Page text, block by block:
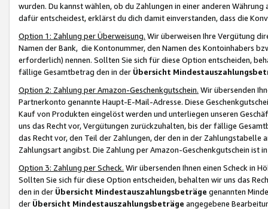
wurden. Du kannst wählen, ob du Zahlungen in einer anderen
dafür entscheidest, erklärst du dich damit einverstanden, dass die
Option 1: Zahlung per Überweisung. Wir überweisen Ihre Vergütung
Namen der Bank, die Kontonummer, den Namen des Kontoinhabers
erforderlich) nennen. Sollten Sie sich für diese Option entscheiden,
fällige Gesamtbetrag den in der Übersicht
Option 2: Zahlung per Amazon-Geschenkgutschein. Wir übersenden
Partnerkonto genannte Haupt-E-Mail-Adresse. Diese
Kauf von Produkten eingelöst werden und unterliegen unseren
uns das Recht vor, Vergütungen zurückzuhalten, bis der fällige
das Recht vor, den Teil der Zahlungen, der den in der
Zahlungsart angibst. Die Zahlung per Amazon-Geschenkgutschein ist
Option 3: Zahlung per Scheck. Wir übersenden Ihnen einen Scheck in
Sollten Sie sich für diese Option entscheiden, behalten wir uns das
den in der Übersicht Mindestauszahlungsbeträge genannten
der Übersicht Mindestauszahlungsbeträge angegebene